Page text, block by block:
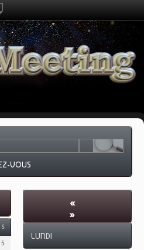
VOUS
S
5
«
»
OCTOBRE 2024-
SEMAINE 44
LUNDI